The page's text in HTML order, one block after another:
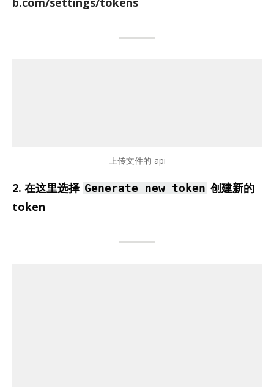
上传文件的 api
2. 在这里选择 Generate new token 创建新的
token